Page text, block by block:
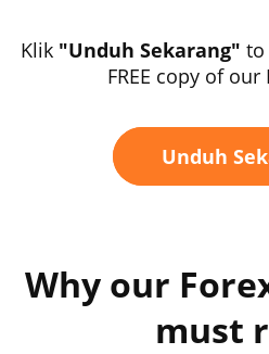
Klik "Unduh Sekarang" to
FREE copy of
Unduh
Why our
must